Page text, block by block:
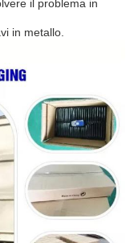
il problema in
in metallo.